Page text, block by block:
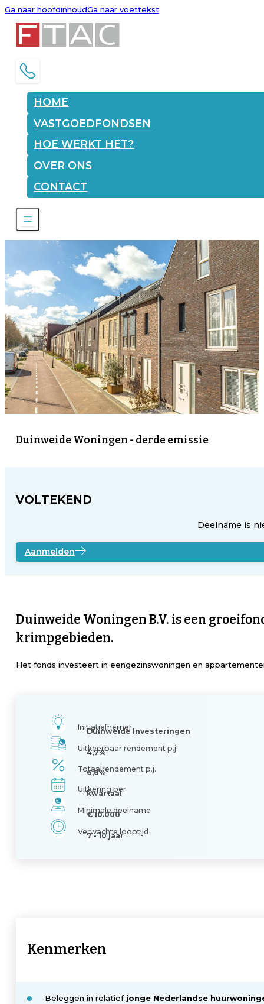
Ga naar hoofdinhoudGa naar voettekst
HOME
VASTGOEDFONDSEN
HOE WERKT HET?
OVER ONS
CONTACT
Duinweide Woningen - derde emissie
VOLTEKEND
Deelname is
Aanmelden
Duinweide Woningen B.V. is een
krimpgebieden.
Het fonds investeert in eengezinswoningen en
Initiatiefnemer
Duinweide Investeringen
Uitkeerbaar rendement p.j.
4,7%
Totaalrendement p.j.
6,6%
Uitkering per
kwartaal
Minimale deelname
€ 10.000
Verwachte looptijd
7 - 10 jaar
Kenmerken
Beleggen in relatief jonge Nederlandse